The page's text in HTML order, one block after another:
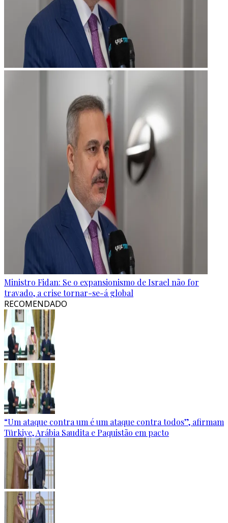
Ministro Fidan: Se o expansionismo de Israel não for
travado, a crise tornar-se-á global
RECOMENDADO
“Um ataque contra um é um ataque contra todos”, afirmam
Türkiye, Arábia Saudita e Paquistão em pacto